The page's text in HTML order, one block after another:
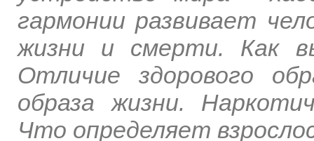
гармонии развивает
жизни и смерти. Как
Отличие здорового
образа жизни.
Что определяет